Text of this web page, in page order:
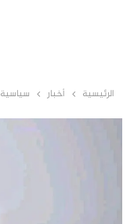
الرئيسية أخبار سياسية